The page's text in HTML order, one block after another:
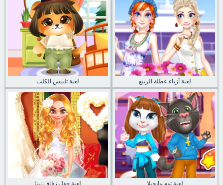
لعبة تلبيس الكلب لعبة أزياء عطلة الربيع
لعبة حفل زفاف نينا لعبة توم وانجيلا